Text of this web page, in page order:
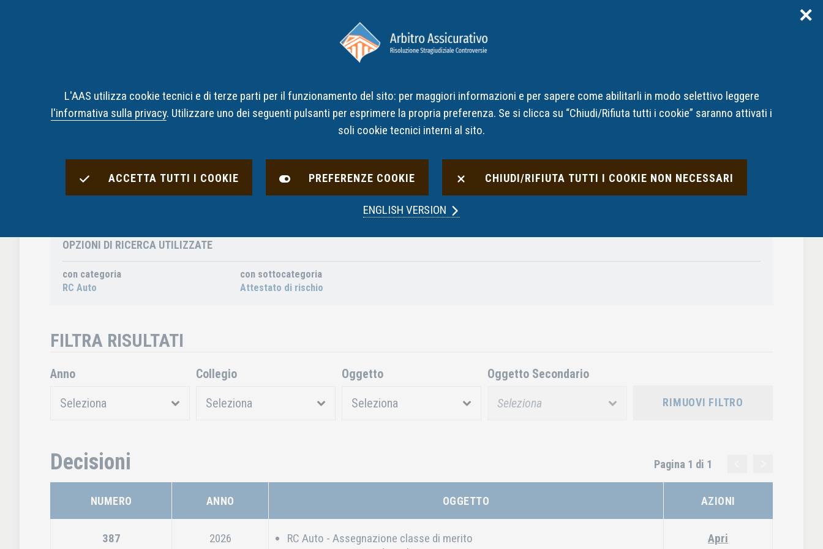
✕
L'AAS utilizza cookie tecnici e di terze parti per il funzionamento del sito: per maggiori informazioni e per sapere come abilitarli in modo selettivo leggere
l'informativa sulla privacy. Utilizzare uno dei seguenti pulsanti per esprimere la propria preferenza. Se si clicca su “Chiudi/Rifiuta tutti i cookie” saranno attivati i
soli cookie tecnici interni al sito.
ACCETTA TUTTI I COOKIE PREFERENZE COOKIE CHIUDI/RIFIUTA TUTTI I COOKIE NON NECESSARI
ENGLISH VERSION
Home Decisioni Risultati Ricerca Decisioni
Risultati Ricerca Decisioni
OPZIONI DI RICERCA UTILIZZATE
con categoria
RC Auto
con sottocategoria
Attestato di rischio
FILTRA RISULTATI
Anno Collegio Oggetto Oggetto Secondario
RIMUOVI FILTRO
Decisioni Pagina 1 di 1
NUMERO ANNO OGGETTO AZIONI
387 2026
RC Auto - Assegnazione classe di merito
Apri